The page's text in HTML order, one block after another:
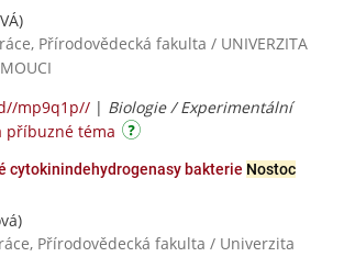
Přírodovědecká fakulta / UNIVERZITA
mp9q1p// | Biologie / Experimentální
příbuzné téma
cytokinindehydrogenasy bakterie Nostoc
Přírodovědecká fakulta / Univerzita